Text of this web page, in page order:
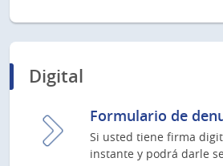
Digital
Formulario de
Si usted tiene firma
instante y podrá darle